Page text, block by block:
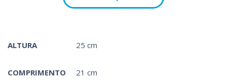
ALTURA 25 cm
COMPRIMENTO 21 cm